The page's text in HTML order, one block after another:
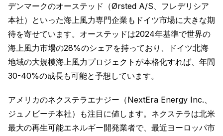
デンマークのオーステッド（Ørsted A/S、フレデリシア
本社）といった海上風力専門企業もドイツ市場に大きな期
待を寄せています。オーステッドは2024年基準で世界の
海上風力市場の28%のシェアを持っており、ドイツ北海
地域の大規模海上風力プロジェクトが本格化すれば、年間
30-40%の成長も可能と予想しています。
アメリカのネクステラエナジー（NextEra Energy Inc.、
ジュノビーチ本社）も注目に値します。ネクステラは北米
最大の再生可能エネルギー開発業者で、最近ヨーロッパ市